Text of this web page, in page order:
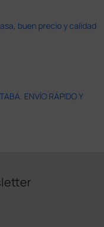
buen precio y calidad
ENVÍO RÁPIDO Y